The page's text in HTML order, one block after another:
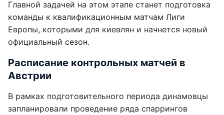
Главной задачей на этом этапе станет подготовка
команды к квалификационным матчам Лиги
Европы, которыми для киевлян и начнется новый
официальный сезон.
Расписание контрольных матчей в
Австрии
В рамках подготовительного периода динамовцы
запланировали проведение ряда спаррингов